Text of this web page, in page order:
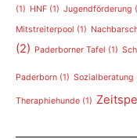
(1) HNF (1) Jugendförderung
Mitstreiterpool (1)
(2) Paderborner Tafel (1)
Paderborn (1) Sozialberatung
Theraphiehunde (1)